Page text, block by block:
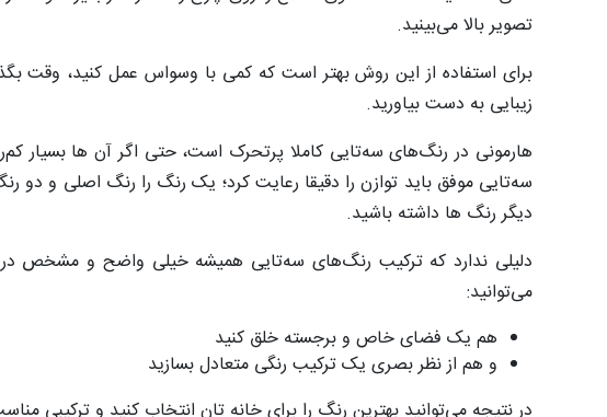
تصویر بالا می‌بینید.
برای استفاده از این روش بهتر است که کمی با وسواس عمل کنید، وقت
زیبایی به دست بیاورید.
هارمونی در رنگ‌های سه‌تایی کاملا پرتحرک است، حتی اگر آن ها بسیار
سه‌تایی موفق باید توازن را دقیقا رعایت کرد؛ یک رنگ را رنگ اصلی و دو
دیگر رنگ ها داشته باشید.
دلیلی ندارد که ترکیب رنگ‌های سه‌تایی همیشه خیلی واضح و مشخص در
می‌توانید:
هم یک فضای خاص و برجسته خلق کنید
و هم از نظر بصری یک ترکیب رنگی متعادل بسازید
در نتیجه می‌توانید بهترین رنگ را برای خانه تان انتخاب کنید و ترکیبی